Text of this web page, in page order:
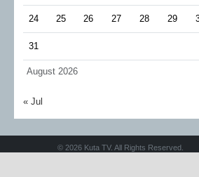
August 2026
24 25 26 27 28 29
31
« Jul
© 2026 Kuta TV. All Rights Reserved.